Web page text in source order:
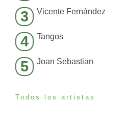
3 Vicente Fernández
4 Tangos
5 Joan Sebastian
Todos los artistas